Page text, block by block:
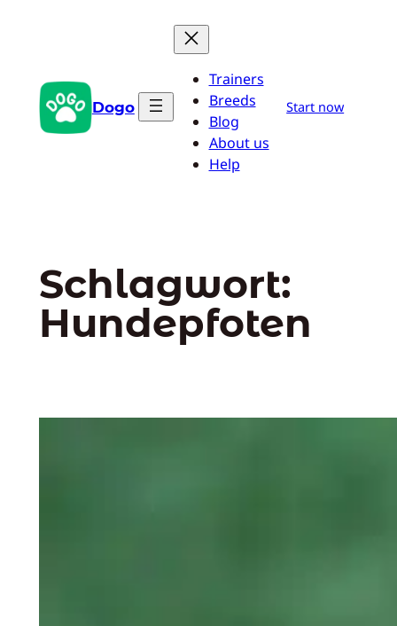
Dogo
Trainers
Breeds
Blog
About us
Help
Start now
Schlagwort:
Hundepfoten